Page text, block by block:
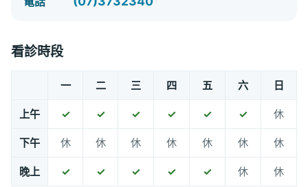
看診時段
一 二 三 四 五 六 日
上午 ✓ ✓ ✓ ✓ ✓ ✓ 休
下午 休 休 休 休 休 休 休
晚上 ✓ ✓ ✓ ✓ ✓ 休 休